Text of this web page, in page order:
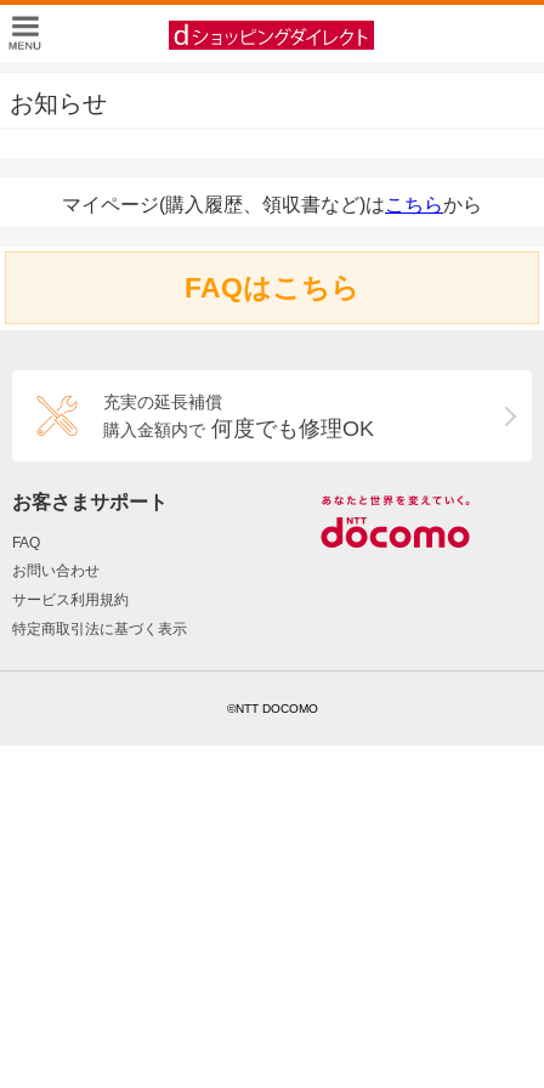
お知らせ
マイページ(購入履歴、領収書など)はこちらから
FAQはこちら
充実の延長補償
購入金額内で 何度でも修理OK
お客さまサポート
FAQ
お問い合わせ
サービス利用規約
特定商取引法に基づく表示
©NTT DOCOMO